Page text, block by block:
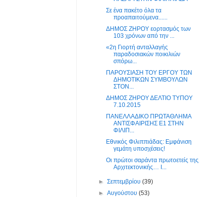
Σε ένα πακέτο όλα τα
προαπαιτούμενα......
ΔΗΜΟΣ ΖΗΡΟΥ εορτασμός των
103 χρόνων από την ...
«2η Γιορτή ανταλλαγής
παραδοσιακών ποικιλιών
σπόρω...
ΠΑΡΟΥΣΙΑΣΗ ΤΟΥ ΕΡΓΟΥ ΤΩΝ
ΔΗΜΟΤΙΚΩΝ ΣΥΜΒΟΥΛΩΝ
ΣΤΟΝ...
ΔΗΜΟΣ ΖΗΡΟΥ ΔΕΛΤΙΟ ΤΥΠΟΥ
7.10.2015
ΠΑΝΕΛΛΑΔΙΚΟ ΠΡΩΤΑΘΛΗΜΑ
ΑΝΤΙΣΦΑΙΡΙΣΗΣ Ε1 ΣΤΗΝ
ΦΙΛΙΠ...
Εθνικός Φιλιππιάδας: Εμφάνιση
γεμάτη υποσχέσεις!
Οι πρώτοι σαράντα πρωτοετείς της
Αρχιτεκτονικής… Ι...
►Σεπτεμβρίου(39)
►Αυγούστου(53)